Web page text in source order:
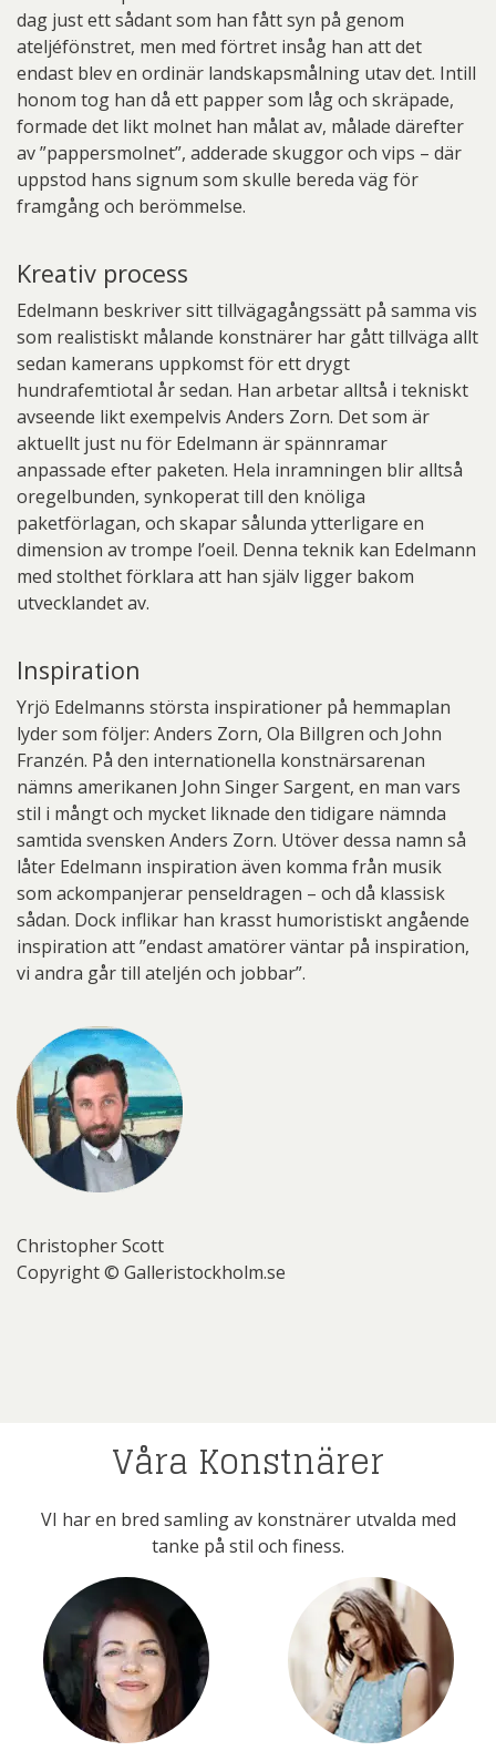
dag just ett sådant som han fått syn på genom
ateljéfönstret, men med förtret insåg han att det
endast blev en ordinär landskapsmålning utav det. Intill
honom tog han då ett papper som låg och skräpade,
formade det likt molnet han målat av, målade därefter
av ”pappersmolnet”, adderade skuggor och vips – där
uppstod hans signum som skulle bereda väg för
framgång och berömmelse.
Kreativ process
Edelmann beskriver sitt tillvägagångssätt på samma vis
som realistiskt målande konstnärer har gått tillväga allt
sedan kamerans uppkomst för ett drygt
hundrafemtiotal år sedan. Han arbetar alltså i tekniskt
avseende likt exempelvis Anders Zorn. Det som är
aktuellt just nu för Edelmann är spännramar
anpassade efter paketen. Hela inramningen blir alltså
oregelbunden, synkoperat till den knöliga
paketförlagan, och skapar sålunda ytterligare en
dimension av trompe l’oeil. Denna teknik kan Edelmann
med stolthet förklara att han själv ligger bakom
utvecklandet av.
Inspiration
Yrjö Edelmanns största inspirationer på hemmaplan
lyder som följer: Anders Zorn, Ola Billgren och John
Franzén. På den internationella konstnärsarenan
nämns amerikanen John Singer Sargent, en man vars
stil i mångt och mycket liknade den tidigare nämnda
samtida svensken Anders Zorn. Utöver dessa namn så
låter Edelmann inspiration även komma från musik
som ackompanjerar penseldragen – och då klassisk
sådan. Dock inflikar han krasst humoristiskt angående
inspiration att ”endast amatörer väntar på inspiration,
vi andra går till ateljén och jobbar”.
Christopher Scott
Copyright © Galleristockholm.se
Våra Konstnärer
VI har en bred samling av konstnärer utvalda med
tanke på stil och finess.